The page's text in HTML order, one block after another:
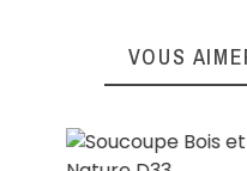
VOUS